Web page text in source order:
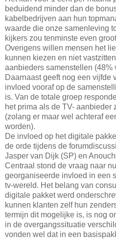
beduidend minder dan de
kabelbedrijven aan hun
waarde die onze samenleving
kijkers zou tenminste even
Overigens willen mensen het
kunnen kiezen en niet
aanbieders samenstellen (48%
Daarnaast geeft nog een vijfde
invloed vooraf op de
is. Van de totale groep
het prima als de TV- aanbieder
(zolang er maar wel achteraf
worden).
De invloed op het digitale
de orde tijdens de
Jasper van Dijk (SP) en
Centraal stond de vraag naar
georganiseerde invloed in een
tv-wereld. Het belang van
digitale pakket werd
kunnen klanten zelf hun
termijn dit mogelijke is, is nog
in de overgangssituatie
vonden wel dat in een